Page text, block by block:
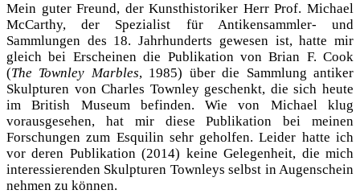
Mein guter Freund, der Kunsthistoriker Herr Prof. Michael
McCarthy, der Spezialist für Antikensammler- und
Sammlungen des 18. Jahrhunderts gewesen ist, hatte mir
gleich bei Erscheinen die Publikation von Brian F. Cook
(The Townley Marbles, 1985) über die Sammlung antiker
Skulpturen von Charles Townley geschenkt, die sich heute
im British Museum befinden. Wie von Michael klug
vorausgesehen, hat mir diese Publikation bei meinen
Forschungen zum Esquilin sehr geholfen. Leider hatte ich
vor deren Publikation (2014) keine Gelegenheit, die mich
interessierenden Skulpturen Townleys selbst in Augenschein
nehmen zu können.